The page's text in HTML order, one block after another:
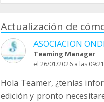
Actualización de
ASOCIACION
Teaming Manager
el 26/01/2026 a las
Hola Teamer, ¿tenías
edición y pronto